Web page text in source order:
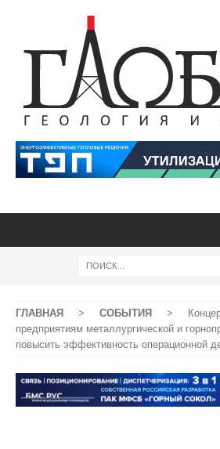
ГЛАВНАЯ > СОБЫТИЯ >
предприятиям металлургической и
повысить эффективность операционной